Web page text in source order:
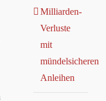
Milliarden-
Verluste
mit
mündelsicheren
Anleihen